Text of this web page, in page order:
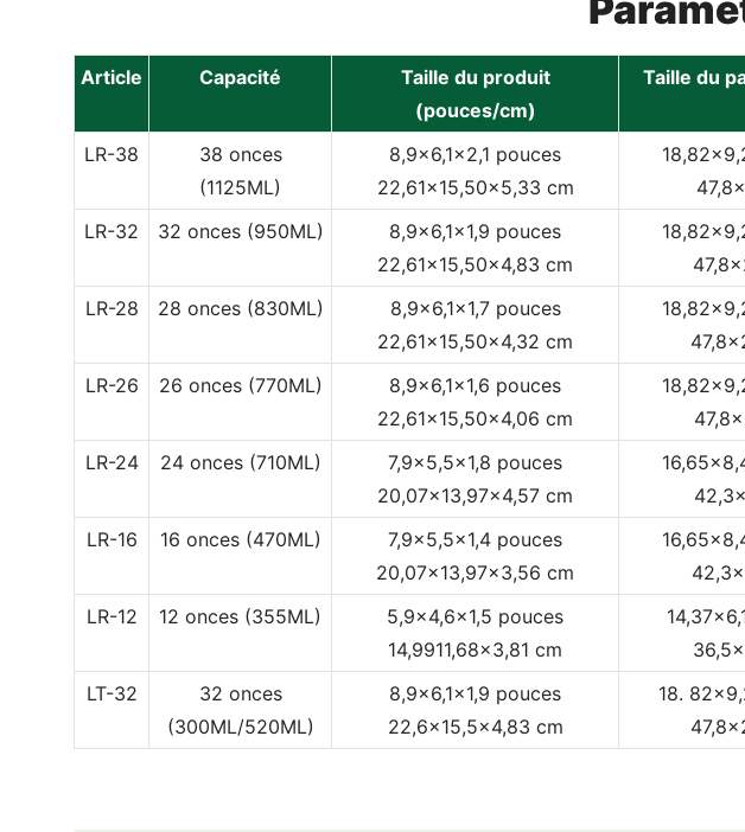
Article Capacité
Taille du produit
(pouces/cm)
Taille du
LR-38
38 onces
(1125ML)
8,9x6,1x2,1 pouces
22,61x15,50x5,33 cm
LR-32
32 onces (950ML)
8,9x6,1x1,9 pouces
22,61x15,50x4,83 cm
LR-28
28 onces (830ML)
8,9x6,1x1,7 pouces
22,61x15,50x4,32 cm
LR-26
26 onces (770ML)
8,9x6,1x1,6 pouces
22,61x15,50x4,06 cm
LR-24
24 onces (710ML)
7,9x5,5x1,8 pouces
20,07x13,97x4,57 cm
LR-16
16 onces (470ML)
7,9x5,5x1,4 pouces
20,07x13,97x3,56 cm
LR-12
12 onces (355ML)
5,9x4,6x1,5 pouces
14,9911,68x3,81 cm
LT-32
32 onces
(300ML/520ML)
8,9x6,1x1,9 pouces
22,6x15,5x4,83 cm
18.